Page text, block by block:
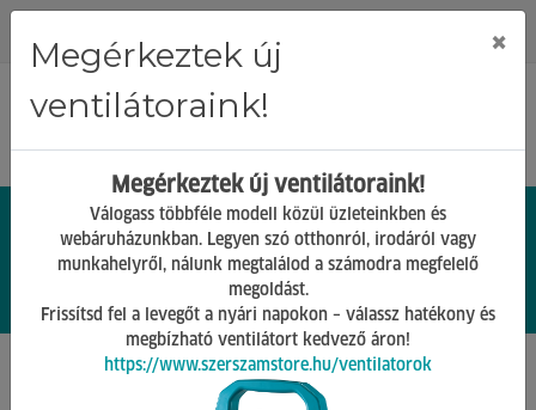
0 0.
Grillek és tartozékai
Megérkeztek új
ventilátoraink!
×
Megérkeztek új ventilátoraink!
Válogass többféle modell közül üzleteinkben és
webáruházunkban. Legyen szó otthonról, irodáról vagy
munkahelyről, nálunk megtalálod a számodra megfelelő
megoldást.
Frissítsd fel a levegőt a nyári napokon – válassz hatékony és
megbízható ventilátort kedvező áron!
https://www.szerszamstore.hu/ventilatorok